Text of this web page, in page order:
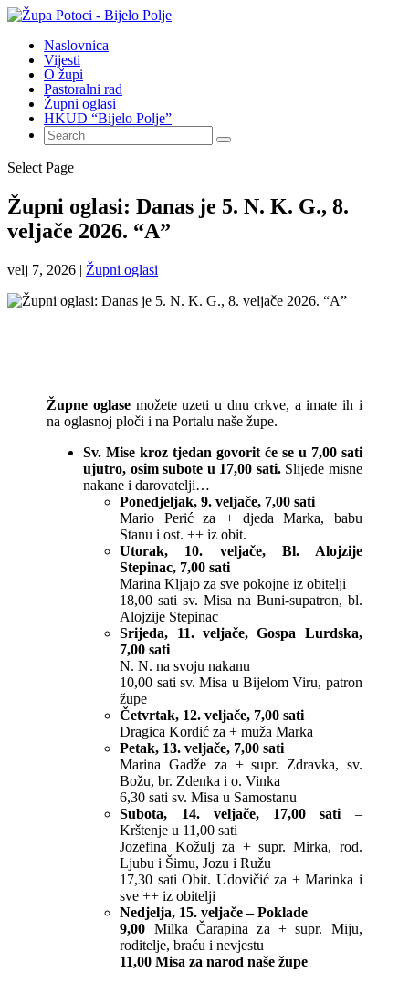
Naslovnica
Vijesti
O župi
Pastoralni rad
Župni oglasi
HKUD “Bijelo Polje”
Select Page
Župni oglasi: Danas je 5. N. K. G., 8.
veljače 2026. “A”
velj 7, 2026 | Župni oglasi
Župne oglasemožete uzeti u dnu crkve, a imate ih i
na oglasnoj ploči i na Portalu naše župe.
Sv. Mise kroz tjedan govorit će se u 7,00 sati
ujutro, osim subote u 17,00 sati.Slijede misne
nakane i darovatelji…
Ponedjeljak, 9. veljače, 7,00 sati
Mario Perić za + djeda Marka, babu
Stanu i ost. ++ iz obit.
Utorak, 10. veljače, Bl. Alojzije
Stepinac, 7,00 sati
Marina Kljajo za sve pokojne iz obitelji
18,00 sati sv. Misa na Buni-supatron, bl.
Alojzije Stepinac
Srijeda, 11. veljače, Gospa Lurdska,
7,00 sati
N. N. na svoju nakanu
10,00 sati sv. Misa u Bijelom Viru, patron
župe
Četvrtak, 12. veljače, 7,00 sati
Dragica Kordić za + muža Marka
Petak, 13. veljače, 7,00 sati
Marina Gadže za + supr. Zdravka, sv.
Božu, br. Zdenka i o. Vinka
6,30 sati sv. Misa u Samostanu
Subota, 14. veljače, 17,00 sati –
Krštenje u 11,00 sati
Jozefina Kožulj za + supr. Mirka, rod.
Ljubu i Šimu, Jozu i Ružu
17,30 sati Obit. Udovičić za + Marinka i
sve ++ iz obitelji
Nedjelja, 15. veljače – Poklade
9,00 Milka Čarapina za + supr. Miju,
roditelje, braću i nevjestu
11,00 Misa za narod naše župe